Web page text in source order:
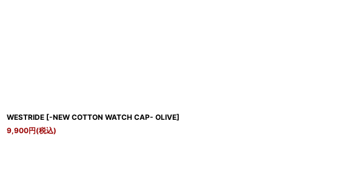
WESTRIDE [-NEW COTTON WATCH CAP- OLIVE]
9,900円(税込)